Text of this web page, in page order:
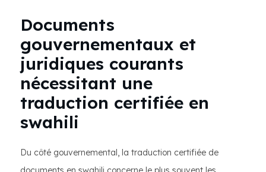
Documents
gouvernementaux et
juridiques courants
nécessitant une
traduction certifiée en
swahili
Du côté gouvernemental, la traduction certifiée de